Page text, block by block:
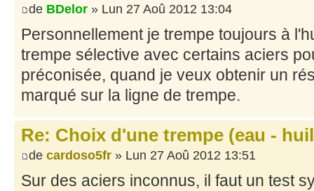
de BDelor » Lun 27 Aoû 2012 13:04
Personnellement je trempe toujours à
trempe sélective avec certains aciers
préconisée, quand je veux obtenir un
marqué sur la ligne de trempe.
Re: Choix d'une trempe (eau -
de cardoso5fr » Lun 27 Aoû 2012 13:51
Sur des aciers inconnus, il faut un test